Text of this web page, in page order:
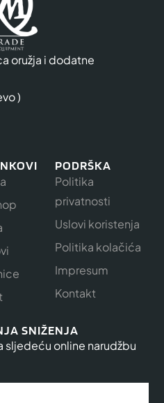
oružja i dodatne
)
PODRŠKA
Politika
privatnosti
Uslovi koristenja
Politika kolačića
Impresum
Kontakt
SNIŽENJA
sljedeću online narudžbu